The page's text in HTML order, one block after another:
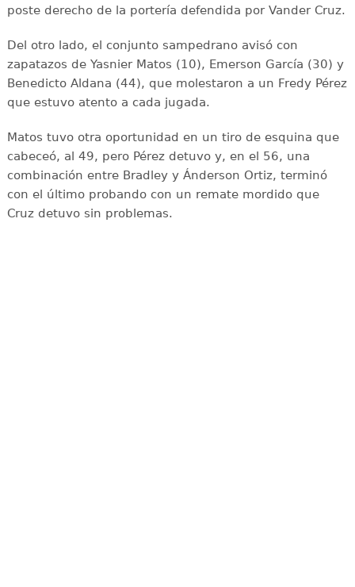
poste derecho de la portería defendida por Vander Cruz.
Del otro lado, el conjunto sampedrano avisó con
zapatazos de Yasnier Matos (10), Emerson García (30) y
Benedicto Aldana (44), que molestaron a un Fredy Pérez
que estuvo atento a cada jugada.
Matos tuvo otra oportunidad en un tiro de esquina que
cabeceó, al 49, pero Pérez detuvo y, en el 56, una
combinación entre Bradley y Ánderson Ortiz, terminó
con el último probando con un remate mordido que
Cruz detuvo sin problemas.